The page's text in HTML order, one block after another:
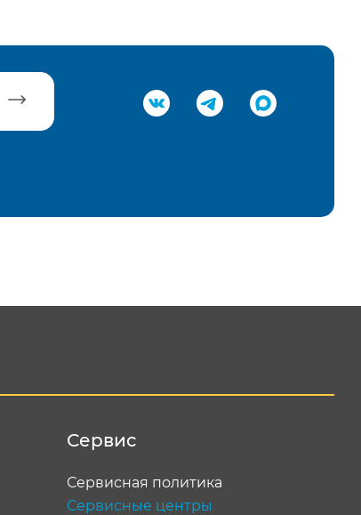
Сервис
Сервисная политика
Сервисные центры